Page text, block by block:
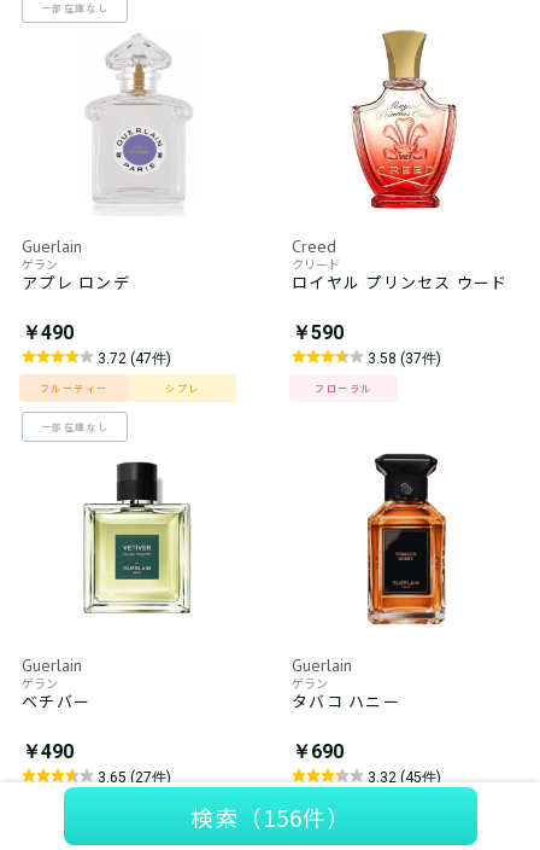
検索 （156件）
一部在庫なし
Guerlain
ゲラン
アプレ ロンデ
￥490
3.72 (47件)
フルーティー シプレ
一部在庫なし
Creed
クリード
ロイヤル プリンセス ウード
￥590
3.58 (37件)
フローラル
Guerlain
ゲラン
ベチバー
￥490
3.65 (27件)
一部在庫なし
Guerlain
ゲラン
タバコ ハニー
￥690
3.32 (45件)
オリエンタル